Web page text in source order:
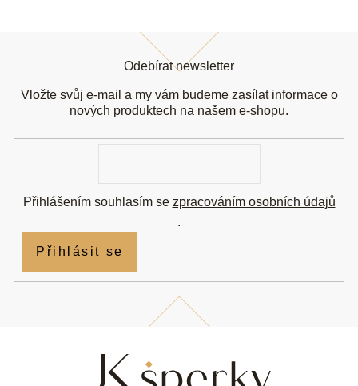
Odebírat newsletter
Vložte svůj e-mail a my vám budeme zasílat informace o
nových produktech na našem e-shopu.
Přihlášením souhlasím se zpracováním osobních údajů
.
Přihlásit se